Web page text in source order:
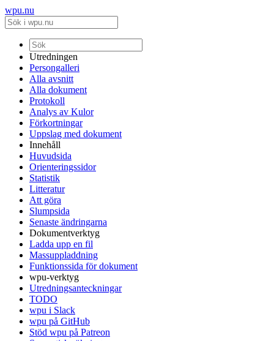
wpu.nu
Utredningen
Persongalleri
Alla avsnitt
Alla dokument
Protokoll
Analys av Kulor
Förkortningar
Uppslag med dokument
Innehåll
Huvudsida
Orienteringssidor
Statistik
Litteratur
Att göra
Slumpsida
Senaste ändringarna
Dokumentverktyg
Ladda upp en fil
Massuppladdning
Funktionssida för dokument
wpu-verktyg
Utredningsanteckningar
TODO
wpu i Slack
wpu på GitHub
Stöd wpu på Patreon